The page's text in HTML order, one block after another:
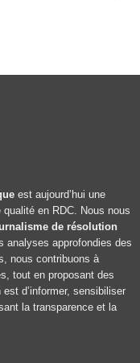
est aujourd’hui une
qualité en RDC. Nous nous
de résolution
analyses approfondies des
nous contribuons à
tout en proposant des
d’informer, sensibiliser
la transparence et la